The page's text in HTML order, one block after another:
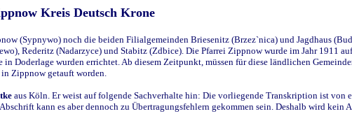
Kreis Deutsch Krone
(Sypnywo) noch die beiden Filialgemeinden Briesenitz (Brzez`nica) und Jagdhaus
Rederitz (Nadarzyce) und Stabitz (Zdbice). Die Pfarrei Zippnow wurde im Jahr 1911
Doderlage wurden errichtet. Ab diesem Zeitpunkt, müssen für diese ländlichen
Zippnow getauft worden.
aus Köln. Er weist auf folgende Sachverhalte hin: Die vorliegende Transkription ist
kann es aber dennoch zu Übertragungsfehlern gekommen sein. Deshalb wird kein